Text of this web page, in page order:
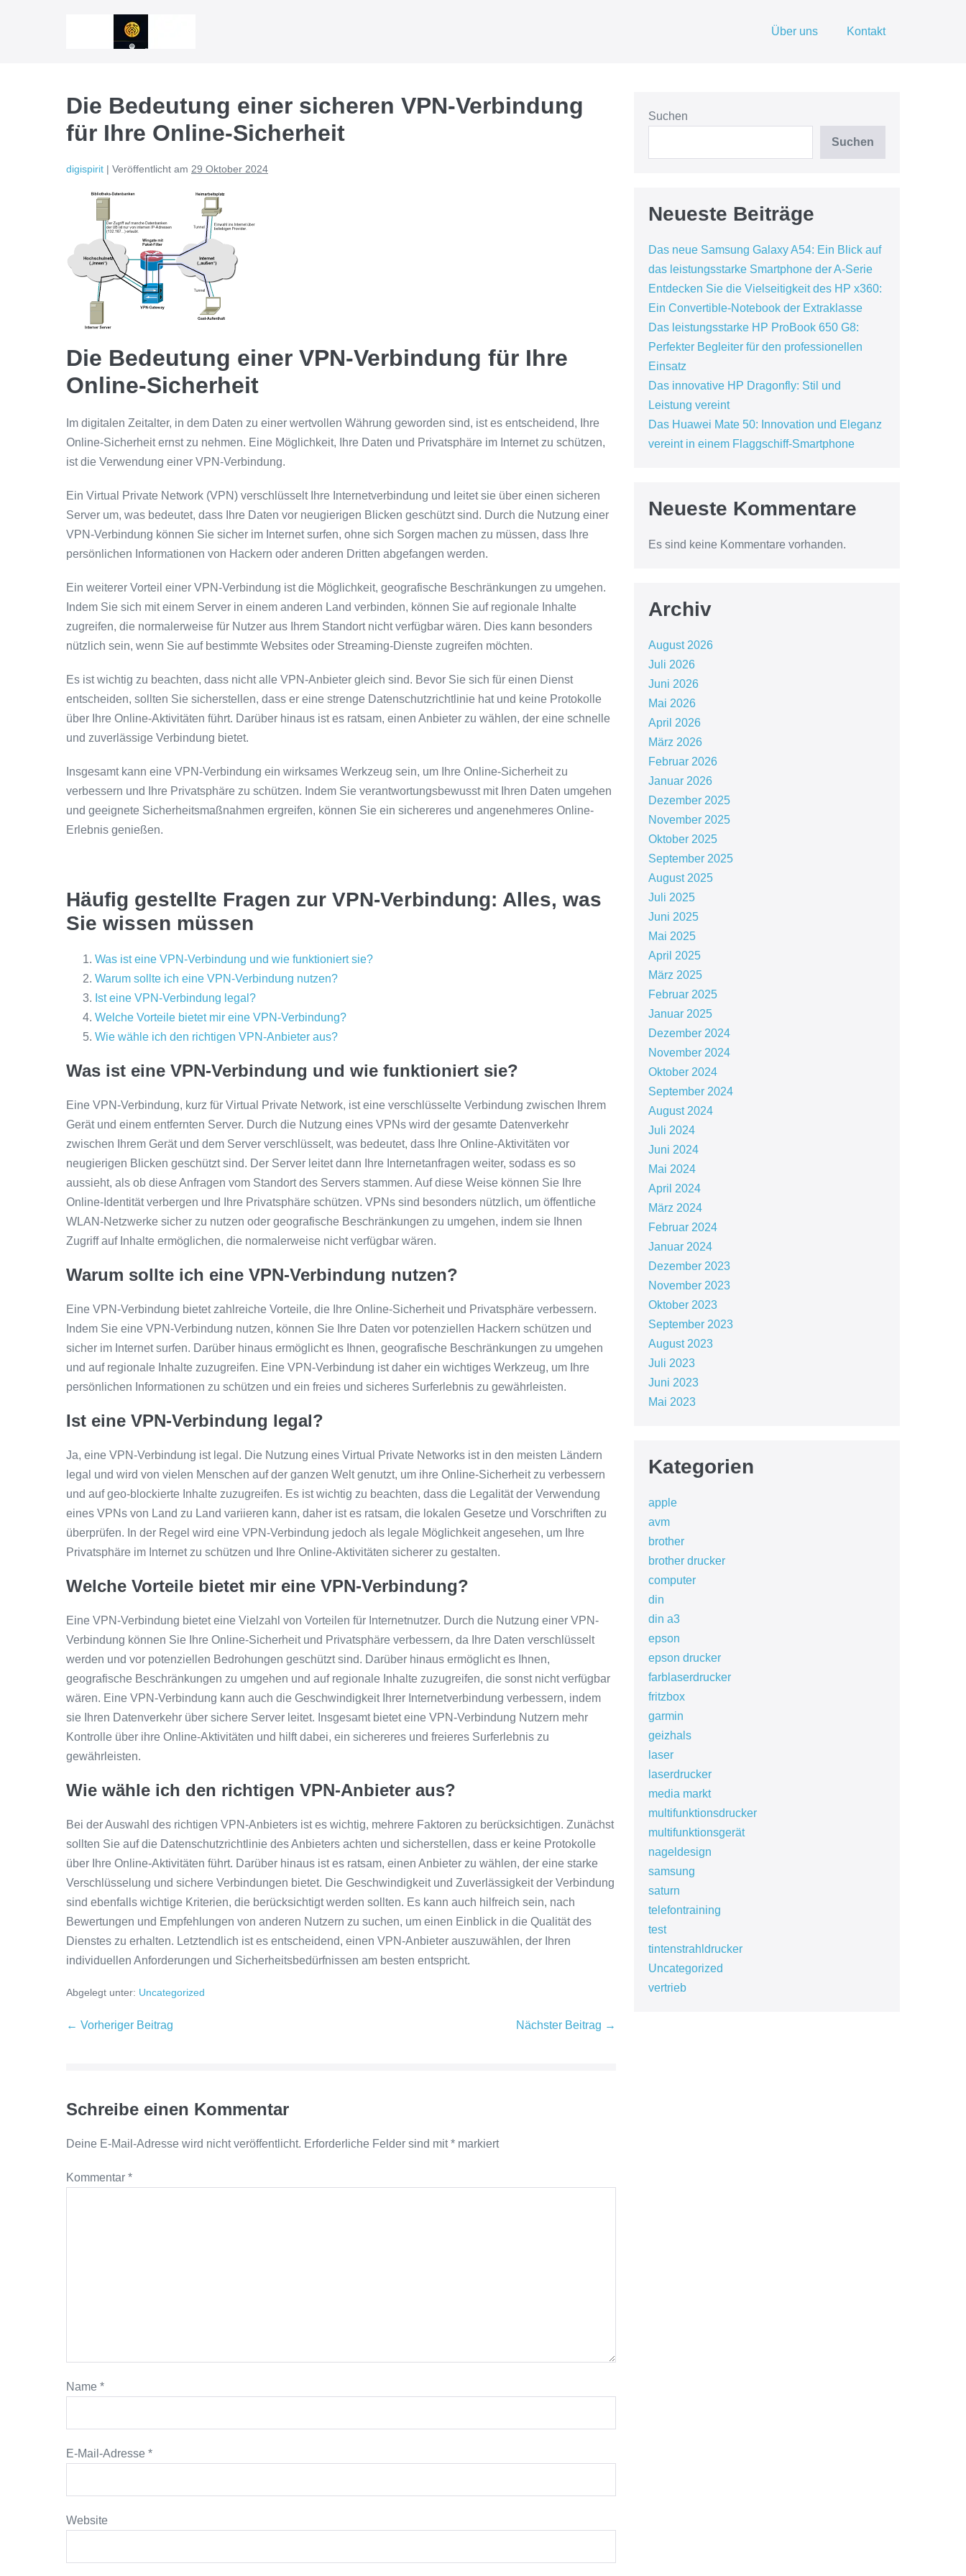
Über uns Kontakt
Die Bedeutung einer sicheren VPN-Verbindung
für Ihre Online-Sicherheit
digispirit | Veröffentlicht am 29 Oktober 2024
Die Bedeutung einer VPN-Verbindung für Ihre
Online-Sicherheit
Im digitalen Zeitalter, in dem Daten zu einer wertvollen Währung geworden sind, ist es entscheidend, Ihre
Online-Sicherheit ernst zu nehmen. Eine Möglichkeit, Ihre Daten und Privatsphäre im Internet zu schützen,
ist die Verwendung einer VPN-Verbindung.
Ein Virtual Private Network (VPN) verschlüsselt Ihre Internetverbindung und leitet sie über einen sicheren
Server um, was bedeutet, dass Ihre Daten vor neugierigen Blicken geschützt sind. Durch die Nutzung einer
VPN-Verbindung können Sie sicher im Internet surfen, ohne sich Sorgen machen zu müssen, dass Ihre
persönlichen Informationen von Hackern oder anderen Dritten abgefangen werden.
Ein weiterer Vorteil einer VPN-Verbindung ist die Möglichkeit, geografische Beschränkungen zu umgehen.
Indem Sie sich mit einem Server in einem anderen Land verbinden, können Sie auf regionale Inhalte
zugreifen, die normalerweise für Nutzer aus Ihrem Standort nicht verfügbar wären. Dies kann besonders
nützlich sein, wenn Sie auf bestimmte Websites oder Streaming-Dienste zugreifen möchten.
Es ist wichtig zu beachten, dass nicht alle VPN-Anbieter gleich sind. Bevor Sie sich für einen Dienst
entscheiden, sollten Sie sicherstellen, dass er eine strenge Datenschutzrichtlinie hat und keine Protokolle
über Ihre Online-Aktivitäten führt. Darüber hinaus ist es ratsam, einen Anbieter zu wählen, der eine schnelle
und zuverlässige Verbindung bietet.
Insgesamt kann eine VPN-Verbindung ein wirksames Werkzeug sein, um Ihre Online-Sicherheit zu
verbessern und Ihre Privatsphäre zu schützen. Indem Sie verantwortungsbewusst mit Ihren Daten umgehen
und geeignete Sicherheitsmaßnahmen ergreifen, können Sie ein sichereres und angenehmeres Online-
Erlebnis genießen.
Häufig gestellte Fragen zur VPN-Verbindung: Alles, was
Sie wissen müssen
Was ist eine VPN-Verbindung und wie funktioniert sie?
Warum sollte ich eine VPN-Verbindung nutzen?
Ist eine VPN-Verbindung legal?
Welche Vorteile bietet mir eine VPN-Verbindung?
Wie wähle ich den richtigen VPN-Anbieter aus?
Was ist eine VPN-Verbindung und wie funktioniert sie?
Eine VPN-Verbindung, kurz für Virtual Private Network, ist eine verschlüsselte Verbindung zwischen Ihrem
Gerät und einem entfernten Server. Durch die Nutzung eines VPNs wird der gesamte Datenverkehr
zwischen Ihrem Gerät und dem Server verschlüsselt, was bedeutet, dass Ihre Online-Aktivitäten vor
neugierigen Blicken geschützt sind. Der Server leitet dann Ihre Internetanfragen weiter, sodass es so
aussieht, als ob diese Anfragen vom Standort des Servers stammen. Auf diese Weise können Sie Ihre
Online-Identität verbergen und Ihre Privatsphäre schützen. VPNs sind besonders nützlich, um öffentliche
WLAN-Netzwerke sicher zu nutzen oder geografische Beschränkungen zu umgehen, indem sie Ihnen
Zugriff auf Inhalte ermöglichen, die normalerweise nicht verfügbar wären.
Warum sollte ich eine VPN-Verbindung nutzen?
Eine VPN-Verbindung bietet zahlreiche Vorteile, die Ihre Online-Sicherheit und Privatsphäre verbessern.
Indem Sie eine VPN-Verbindung nutzen, können Sie Ihre Daten vor potenziellen Hackern schützen und
sicher im Internet surfen. Darüber hinaus ermöglicht es Ihnen, geografische Beschränkungen zu umgehen
und auf regionale Inhalte zuzugreifen. Eine VPN-Verbindung ist daher ein wichtiges Werkzeug, um Ihre
persönlichen Informationen zu schützen und ein freies und sicheres Surferlebnis zu gewährleisten.
Ist eine VPN-Verbindung legal?
Ja, eine VPN-Verbindung ist legal. Die Nutzung eines Virtual Private Networks ist in den meisten Ländern
legal und wird von vielen Menschen auf der ganzen Welt genutzt, um ihre Online-Sicherheit zu verbessern
und auf geo-blockierte Inhalte zuzugreifen. Es ist wichtig zu beachten, dass die Legalität der Verwendung
eines VPNs von Land zu Land variieren kann, daher ist es ratsam, die lokalen Gesetze und Vorschriften zu
überprüfen. In der Regel wird eine VPN-Verbindung jedoch als legale Möglichkeit angesehen, um Ihre
Privatsphäre im Internet zu schützen und Ihre Online-Aktivitäten sicherer zu gestalten.
Welche Vorteile bietet mir eine VPN-Verbindung?
Eine VPN-Verbindung bietet eine Vielzahl von Vorteilen für Internetnutzer. Durch die Nutzung einer VPN-
Verbindung können Sie Ihre Online-Sicherheit und Privatsphäre verbessern, da Ihre Daten verschlüsselt
werden und vor potenziellen Bedrohungen geschützt sind. Darüber hinaus ermöglicht es Ihnen,
geografische Beschränkungen zu umgehen und auf regionale Inhalte zuzugreifen, die sonst nicht verfügbar
wären. Eine VPN-Verbindung kann auch die Geschwindigkeit Ihrer Internetverbindung verbessern, indem
sie Ihren Datenverkehr über sichere Server leitet. Insgesamt bietet eine VPN-Verbindung Nutzern mehr
Kontrolle über ihre Online-Aktivitäten und hilft dabei, ein sichereres und freieres Surferlebnis zu
gewährleisten.
Wie wähle ich den richtigen VPN-Anbieter aus?
Bei der Auswahl des richtigen VPN-Anbieters ist es wichtig, mehrere Faktoren zu berücksichtigen. Zunächst
sollten Sie auf die Datenschutzrichtlinie des Anbieters achten und sicherstellen, dass er keine Protokolle
über Ihre Online-Aktivitäten führt. Darüber hinaus ist es ratsam, einen Anbieter zu wählen, der eine starke
Verschlüsselung und sichere Verbindungen bietet. Die Geschwindigkeit und Zuverlässigkeit der Verbindung
sind ebenfalls wichtige Kriterien, die berücksichtigt werden sollten. Es kann auch hilfreich sein, nach
Bewertungen und Empfehlungen von anderen Nutzern zu suchen, um einen Einblick in die Qualität des
Dienstes zu erhalten. Letztendlich ist es entscheidend, einen VPN-Anbieter auszuwählen, der Ihren
individuellen Anforderungen und Sicherheitsbedürfnissen am besten entspricht.
Abgelegt unter: Uncategorized
Beitragsnavigation
← Vorheriger Beitrag Nächster Beitrag →
Schreibe einen Kommentar
Deine E-Mail-Adresse wird nicht veröffentlicht. Erforderliche Felder sind mit* markiert
Kommentar *
Name *
E-Mail-Adresse *
Website
Suchen
Suchen
Neueste Beiträge
Das neue Samsung Galaxy A54: Ein Blick auf
das leistungsstarke Smartphone der A-Serie
Entdecken Sie die Vielseitigkeit des HP x360:
Ein Convertible-Notebook der Extraklasse
Das leistungsstarke HP ProBook 650 G8:
Perfekter Begleiter für den professionellen
Einsatz
Das innovative HP Dragonfly: Stil und
Leistung vereint
Das Huawei Mate 50: Innovation und Eleganz
vereint in einem Flaggschiff-Smartphone
Neueste Kommentare
Es sind keine Kommentare vorhanden.
Archiv
August 2026
Juli 2026
Juni 2026
Mai 2026
April 2026
März 2026
Februar 2026
Januar 2026
Dezember 2025
November 2025
Oktober 2025
September 2025
August 2025
Juli 2025
Juni 2025
Mai 2025
April 2025
März 2025
Februar 2025
Januar 2025
Dezember 2024
November 2024
Oktober 2024
September 2024
August 2024
Juli 2024
Juni 2024
Mai 2024
April 2024
März 2024
Februar 2024
Januar 2024
Dezember 2023
November 2023
Oktober 2023
September 2023
August 2023
Juli 2023
Juni 2023
Mai 2023
Kategorien
apple
avm
brother
brother drucker
computer
din
din a3
epson
epson drucker
farblaserdrucker
fritzbox
garmin
geizhals
laser
laserdrucker
media markt
multifunktionsdrucker
multifunktionsgerät
nageldesign
samsung
saturn
telefontraining
test
tintenstrahldrucker
Uncategorized
vertrieb